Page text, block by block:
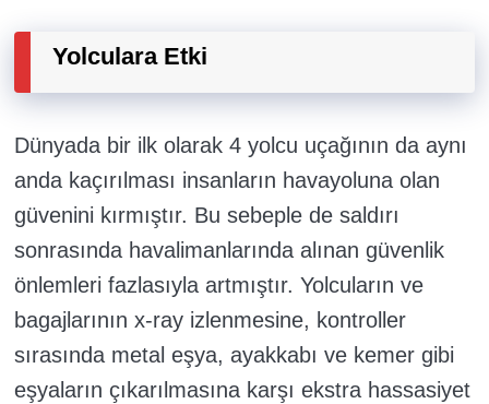
Yolculara Etki
Dünyada bir ilk olarak 4 yolcu uçağının da aynı
anda kaçırılması insanların havayoluna olan
güvenini kırmıştır. Bu sebeple de saldırı
sonrasında havalimanlarında alınan güvenlik
önlemleri fazlasıyla artmıştır. Yolcuların ve
bagajlarının x-ray izlenmesine, kontroller
sırasında metal eşya, ayakkabı ve kemer gibi
eşyaların çıkarılmasına karşı ekstra hassasiyet